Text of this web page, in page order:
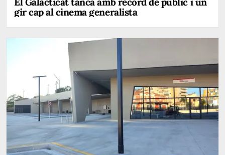
gir cap al cinema generalista